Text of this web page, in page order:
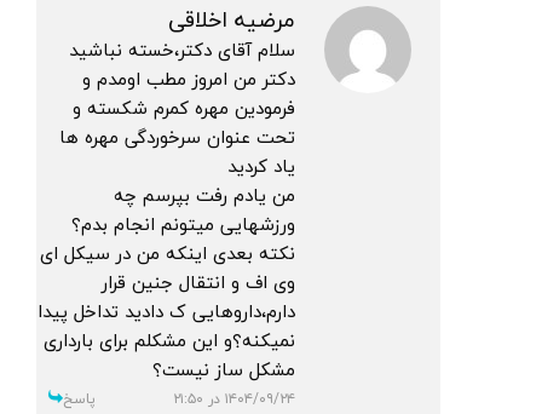
مرضیه اخلاقی
سلام آقای دکتر،خسته نباشید
دکتر من امروز مطب اومدم و
فرمودین مهره کمرم شکسته و
تحت عنوان سرخوردگی مهره ها
یاد کردید
من یادم رفت بپرسم چه
ورزشهایی میتونم انجام بدم؟
نکته بعدی اینکه من در سیکل ای
وی اف و انتقال جنین قرار
دارم،داروهایی ک دادید تداخل پیدا
نمیکنه؟و این مشکلم برای بارداری
مشکل ساز نیست؟
۱۴۰۴/۰۹/۲۴ در ۲۱:۵۰ پاسخ